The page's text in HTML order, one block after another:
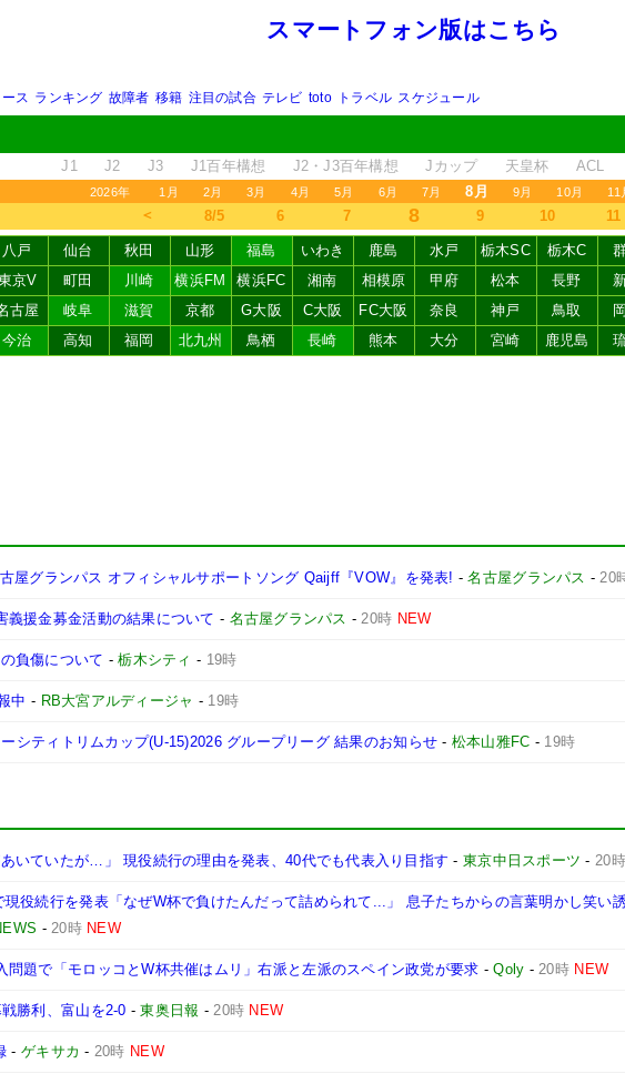
スマートフォン版はこちら
ス ランキング 故障者 移籍 注目の試合 テレビ toto トラベル スケジュール
J1 J2 J3 J1百年構想 J2・J3百年構想 Jカップ 天皇杯 ACL
2026年 1月 2月 3月 4月 5月 6月 7月 8月 9月 10月 11
＜ 8/5 6 7 8 9 10 11
八戸 仙台 秋田 山形 福島 いわき 鹿島 水戸 栃木SC 栃木C
京V 町田 川崎 横浜FM 横浜FC 湘南 相模原 甲府 松本 長野
古屋 岐阜 滋賀 京都 G大阪 C大阪 FC大阪 奈良 神戸 鳥取
今治 高知 福岡 北九州 鳥栖 長崎 熊本 大分 宮崎 鹿児島
屋グランパス オフィシャルサポートソング Qaijff『VOW』を発表! -名古屋グランパス -20
義援金募金活動の結果について - 名古屋グランパス -20時 NEW
負傷について -栃木シティ - 19時
中 - RB大宮アルディージャ - 19時
ーシティトリムカップ(U-15)2026 グループリーグ 結果のお知らせ - 松本山雅FC - 19時
いていたが…」 現役続行の理由を発表、40代でも代表入り目指す -東京中日スポーツ - 20時
現役続行を発表「なぜW杯で負けたんだって詰められて...」 息子たちからの言葉明かし笑い
-20時 NEW
問題で「モロッコとW杯共催はムリ」右派と左派のスペイン政党が要求 -Qoly -20時 NEW
勝利、富山を2-0 -東奥日報 -20時 NEW
-ゲキサカ - 20時 NEW